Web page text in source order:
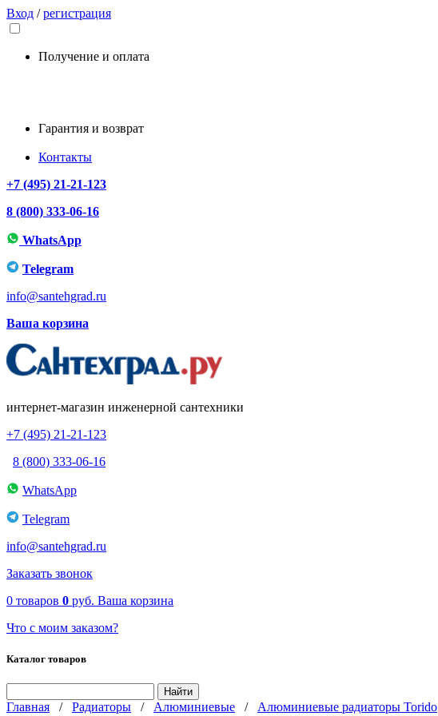
Вход /регистрация
Получение и оплата
Гарантия и возврат
Контакты
+7 (495) 21-21-123
8 (800) 333-06-16
WhatsApp
Telegram
info@santehgrad.ru
Ваша корзина
интернет-магазин инженерной сантехники
+7 (495) 21-21-123
8 (800) 333-06-16
WhatsApp
Telegram
info@santehgrad.ru
Заказать звонок
0 товаров 0 руб. Ваша корзина
Что с моим заказом?
Каталог товаров
Главная / Радиаторы / Алюминиевые / Алюминиевыe радиаторы Torido